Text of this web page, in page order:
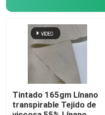
Tintado 165gm Línano
transpirable Tejido de